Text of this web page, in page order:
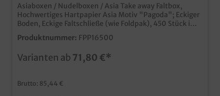
Asiaboxen / Nudelboxen / Asia Take away Faltbox,
Hochwertiges Hartpapier Asia Motiv "Pagoda"; Eckiger
Boden, Eckige Faltschließe (wie Foldpak), 450 Stück im
Karton16oz/500ml & 26oz/750ml zur Auswahl
praktische Snackbox aus Hartpapier für das Asia
fettdicht und lebensmittelechtideal für Nudeln,
Produktnummer: FPP16500
Varianten ab 71,80 €*
Brutto: 85,44 €